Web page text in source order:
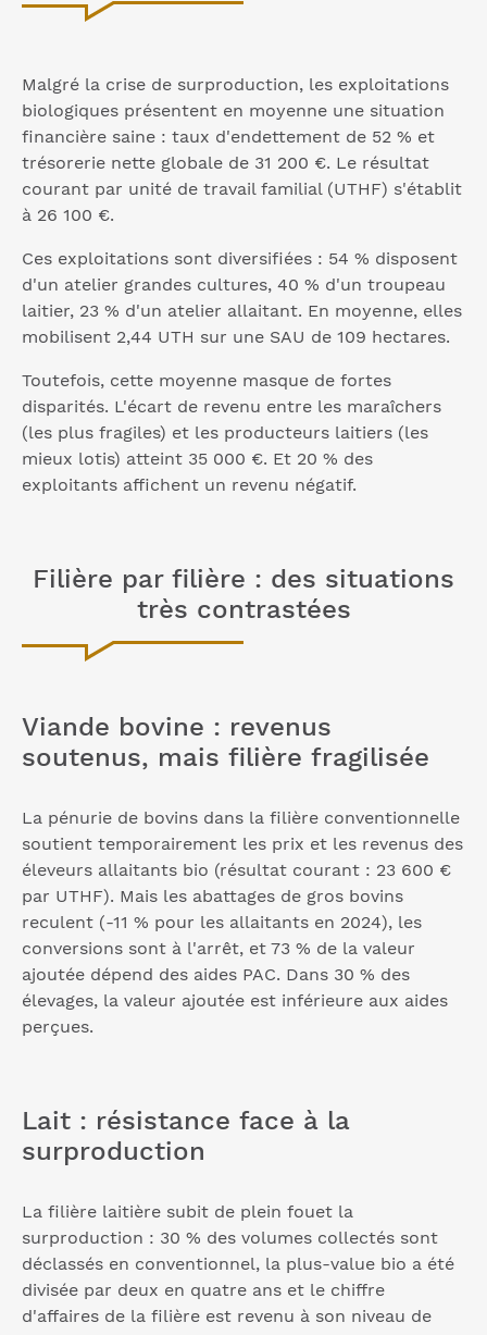
Malgré la crise de surproduction, les exploitations
biologiques présentent en moyenne une situation
financière saine : taux d'endettement de 52 % et
trésorerie nette globale de 31 200 €. Le résultat
courant par unité de travail familial (UTHF) s'établit
à 26 100 €.
Ces exploitations sont diversifiées : 54 % disposent
d'un atelier grandes cultures, 40 % d'un troupeau
laitier, 23 % d'un atelier allaitant. En moyenne, elles
mobilisent 2,44 UTH sur une SAU de 109 hectares.
Toutefois, cette moyenne masque de fortes
disparités. L'écart de revenu entre les maraîchers
(les plus fragiles) et les producteurs laitiers (les
mieux lotis) atteint 35 000 €. Et 20 % des
exploitants affichent un revenu négatif.
Filière par filière : des situations
très contrastées
Viande bovine : revenus
soutenus, mais filière fragilisée
La pénurie de bovins dans la filière conventionnelle
soutient temporairement les prix et les revenus des
éleveurs allaitants bio (résultat courant : 23 600 €
par UTHF). Mais les abattages de gros bovins
reculent (-11 % pour les allaitants en 2024), les
conversions sont à l'arrêt, et 73 % de la valeur
ajoutée dépend des aides PAC. Dans 30 % des
élevages, la valeur ajoutée est inférieure aux aides
perçues.
Lait : résistance face à la
surproduction
La filière laitière subit de plein fouet la
surproduction : 30 % des volumes collectés sont
déclassés en conventionnel, la plus-value bio a été
divisée par deux en quatre ans et le chiffre
d'affaires de la filière est revenu à son niveau de